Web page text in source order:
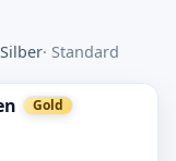
Manuell
Silber· Standard
Gold